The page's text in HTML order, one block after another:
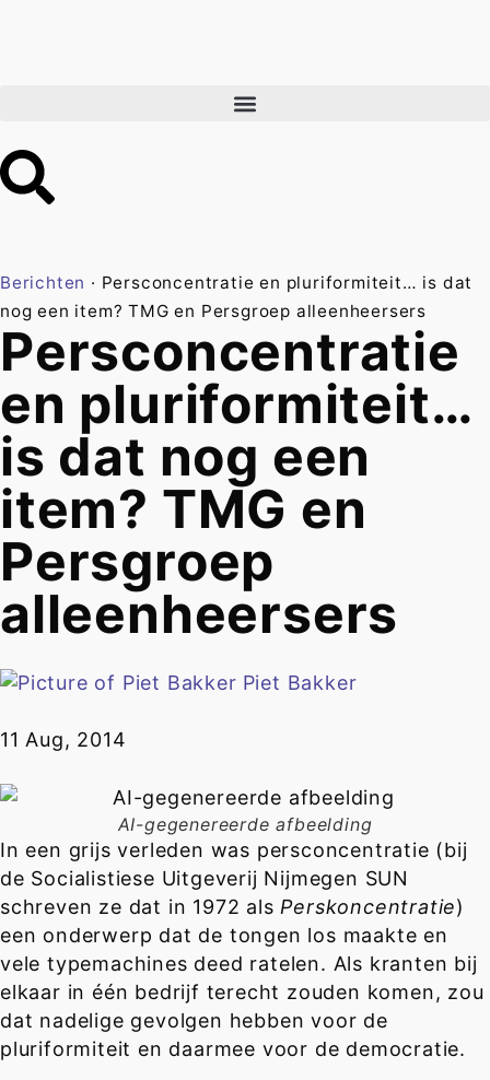
Berichten · Persconcentratie en pluriformiteit… is dat
nog een item? TMG en Persgroep alleenheersers
Persconcentratie
en pluriformiteit…
is dat nog een
item? TMG en
Persgroep
alleenheersers
Piet Bakker
11 Aug, 2014
AI-gegenereerde afbeelding
In een grijs verleden was persconcentratie (bij
de Socialistiese Uitgeverij Nijmegen SUN
schreven ze dat in 1972 als Perskoncentratie)
een onderwerp dat de tongen los maakte en
vele typemachines deed ratelen. Als kranten bij
elkaar in één bedrijf terecht zouden komen, zou
dat nadelige gevolgen hebben voor de
pluriformiteit en daarmee voor de democratie.